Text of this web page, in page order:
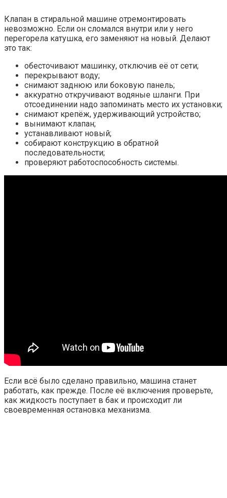
Клапан в стиральной машине отремонтировать
невозможно. Если он сломался внутри или у него
перегорела катушка, его заменяют на новый. Делают
это так:
обесточивают машинку, отключив её от сети;
перекрывают воду;
снимают заднюю или боковую панель;
аккуратно откручивают водяные шланги. При
отсоединении надо запоминать место их установки;
снимают крепёж, удерживающий устройство;
вынимают клапан;
устанавливают новый;
собирают конструкцию в обратной
последовательности;
проверяют работоспособность системы.
Если всё было сделано правильно, машина станет
работать, как прежде. После её включения проверьте,
как жидкость поступает в бак и происходит ли
своевременная остановка механизма.